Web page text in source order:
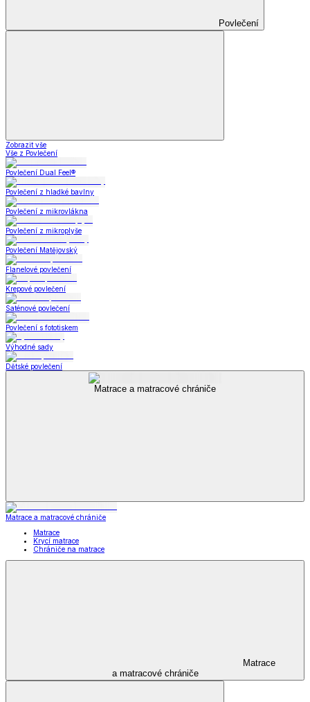
Povlečení
Zobrazit vše
Vše z Povlečení
Povlečení Dual Feel®
Povlečení z hladké bavlny
Povlečení z mikrovlákna
Povlečení z mikroplyše
Povlečení Matějovský
Flanelové povlečení
Krepové povlečení
Saténové povlečení
Povlečení s fototiskem
Výhodné sady
Dětské povlečení
Matrace a matracové chrániče
Matrace a matracové chrániče
Matrace
Krycí matrace
Chrániče na matrace
Matrace
a matracové chrániče